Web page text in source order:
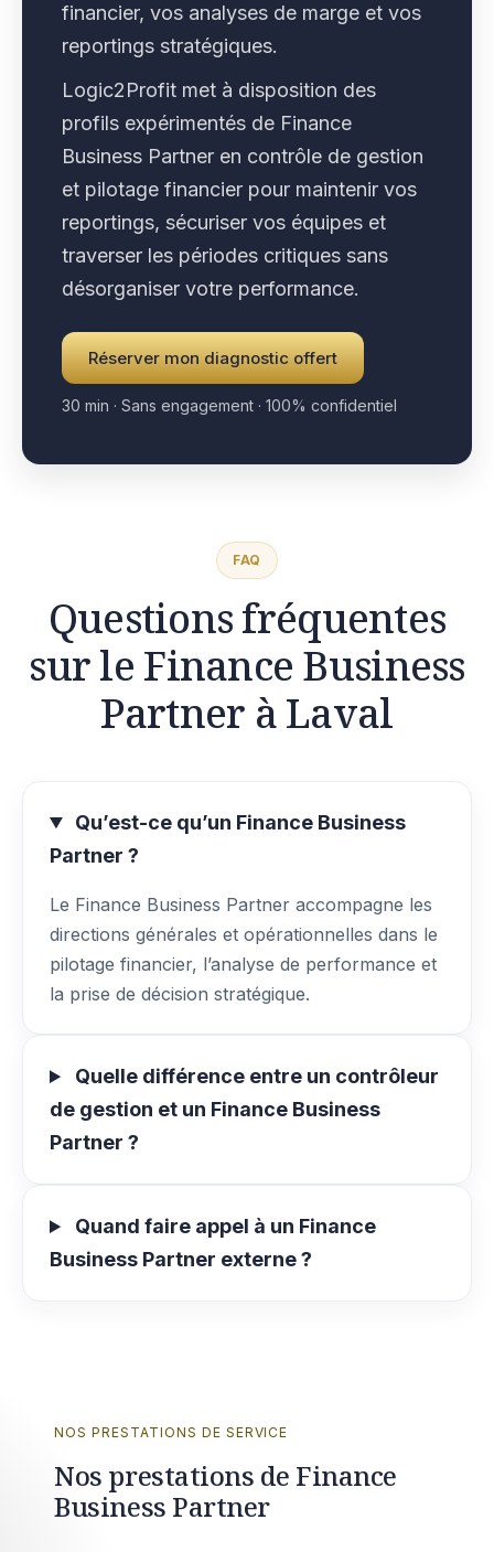
financier, vos analyses de marge et vos
reportings stratégiques.
Logic2Profit met à disposition des
profils expérimentés de Finance
Business Partner en contrôle de gestion
et pilotage financier pour maintenir vos
reportings, sécuriser vos équipes et
traverser les périodes critiques sans
désorganiser votre performance.
Réserver mon diagnostic offert
30 min · Sans engagement · 100% confidentiel
FAQ
Questions fréquentes
sur le Finance Business
Partner à Laval
Qu’est-ce qu’un Finance Business
Partner ?
Le Finance Business Partner accompagne les
directions générales et opérationnelles dans le
pilotage financier, l’analyse de performance et
la prise de décision stratégique.
Quelle différence entre un contrôleur
de gestion et un Finance Business
Partner ?
Quand faire appel à un Finance
Business Partner externe ?
NOS PRESTATIONS DE SERVICE
Nos prestations de Finance
Business Partner